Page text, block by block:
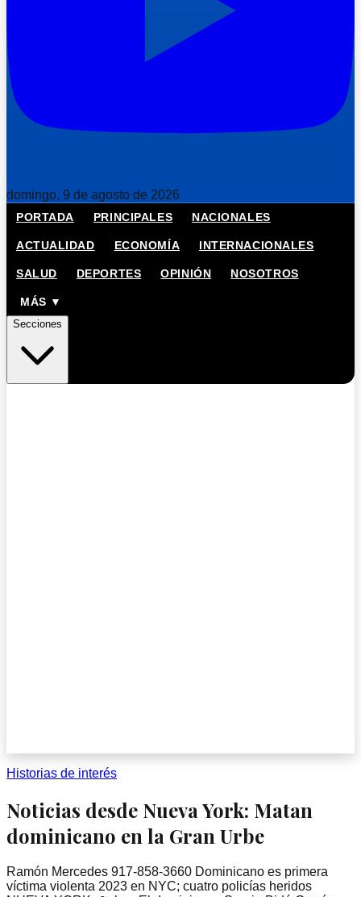
domingo, 9 de agosto de 2026
PORTADA PRINCIPALES NACIONALES
ACTUALIDAD ECONOMÍA INTERNACIONALES
SALUD DEPORTES OPINIÓN NOSOTROS
MÁS ▼
Secciones
Historias de interés
Noticias desde Nueva York: Matan
dominicano en la Gran Urbe
Ramón Mercedes 917-858-3660 Dominicano es primera
víctima violenta 2023 en NYC; cuatro policías heridos